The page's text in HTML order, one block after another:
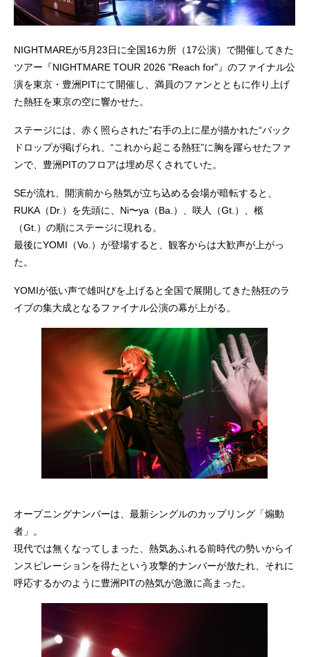
NIGHTMAREが5月23日に全国16カ所（17公演）で開催してきた
ツアー『NIGHTMARE TOUR 2026 "Reach for"』のファイナル公
演を東京・豊洲PITにて開催し、満員のファンとともに作り上げ
た熱狂を東京の空に響かせた。
ステージには、赤く照らされた”右手の上に星が描かれた“バック
ドロップが掲げられ、“これから起こる熱狂”に胸を躍らせたファ
ンで、豊洲PITのフロアは埋め尽くされていた。
SEが流れ、開演前から熱気が立ち込める会場が暗転すると、
RUKA（Dr.）を先頭に、Ni〜ya（Ba.）、咲人（Gt.）、柩
（Gt.）の順にステージに現れる。
最後にYOMI（Vo.）が登場すると、観客からは大歓声が上がっ
た。
YOMIが低い声で雄叫びを上げると全国で展開してきた熱狂のラ
イブの集大成となるファイナル公演の幕が上がる。
オープニングナンバーは、最新シングルのカップリング「煽動
者」。
現代では無くなってしまった、熱気あふれる前時代の勢いからイ
ンスピレーションを得たという攻撃的ナンバーが放たれ、それに
呼応するかのように豊洲PITの熱気が急激に高まった。